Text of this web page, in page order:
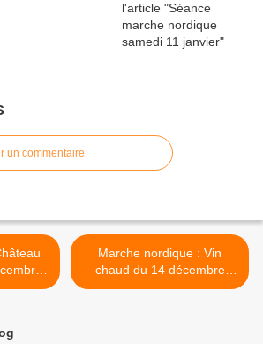
un commentaire
Marche nordique : Vin
chaud du 14 décembre
2021 >